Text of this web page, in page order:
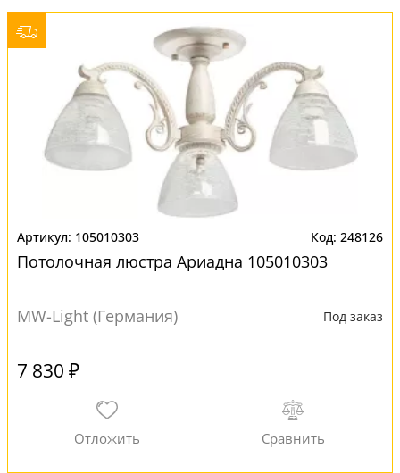
105010303 248126
Потолочная люстра Ариадна 105010303
MW-Light (Германия) Под заказ
7 830 ₽